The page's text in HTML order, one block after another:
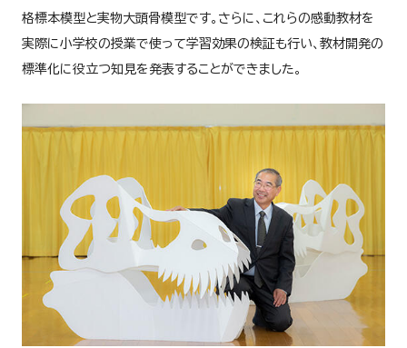
格標本模型と実物大頭骨模型です。さらに、これらの感動教材を
実際に小学校の授業で使って学習効果の検証も行い、教材開発の
標準化に役立つ知見を発表することができました。